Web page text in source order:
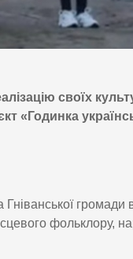
своїх
«Годинка
Гніванської громади
фольклору,